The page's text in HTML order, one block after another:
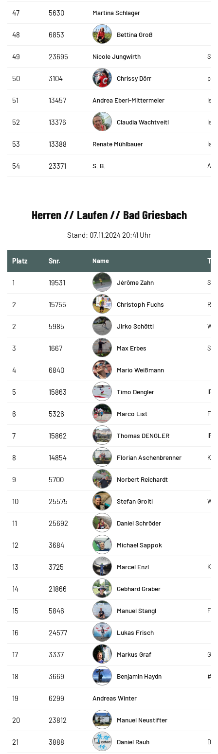
47 5630 Martina Schlager
48 6853 Bettina Groß
49 23695 Nicole Jungwirth SC
50 3104 Chrissy Dörr
51 13457 Andrea Eberl-Mittermeier
52 13376 Claudia Wachtveitl
53 13388 Renate Mühlbauer
54 23371 S. B.
Herren // Laufen // Bad Griesbach
Stand: 07.11.2024 20:41 Uhr
Platz Snr. Name
1 19531 Jérôme Zahn SC
2 15755 Christoph Fuchs
2 5985 Jirko Schöttl
3 1667 Max Erbes
4 6840 Mario Weißmann
5 15863 Timo Dengler
6 5326 Marco List FC
7 15862 Thomas DENGLER
8 14854 Florian Aschenbrenner
9 5700 Norbert Reichardt
10 25575 Stefan Groitl
11 25692 Daniel Schröder
12 3684 Michael Sappok
13 3725 Marcel Enzl
14 21866 Gebhard Graber
15 5846 Manuel Stangl FC
16 24577 Lukas Frisch
17 3337 Markus Graf
18 3669 Benjamin Haydn
19 6299 Andreas Winter
20 23812 Manuel Neustifter
21 3888 Daniel Rauh